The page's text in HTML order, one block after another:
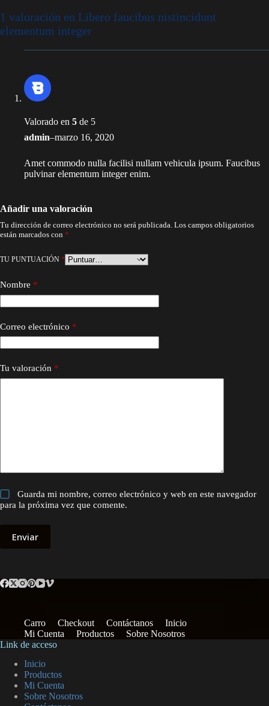
1 valoración en Libero faucibus nistincidunt
elementum integer
Valorado en 5 de 5
admin–marzo 16, 2020
Amet commodo nulla facilisi nullam vehicula ipsum. Faucibus
pulvinar elementum integer enim.
Añadir una valoración
Tu dirección de correo electrónico no será publicada. Los campos obligatorios
están marcados con *
TU PUNTUACIÓN *
Nombre *
Correo electrónico *
Tu valoración *
Guarda mi nombre, correo electrónico y web en este navegador
para la próxima vez que comente.
Enviar
Carro Checkout Contáctanos
Inicio
Mi Cuenta
Productos
Sobre Nosotros
Link de acceso
Inicio
Productos
Mi Cuenta
Sobre Nosotros